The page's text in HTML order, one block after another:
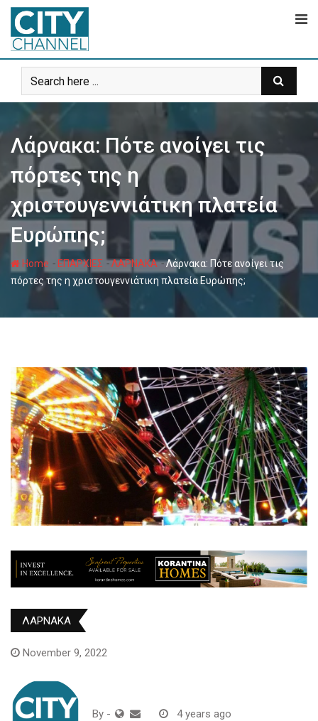
Skip
content
Λάρνακα: Πότε ανοίγει τις
πόρτες της η
χριστουγεννιάτικη πλατεία
Ευρώπης;
Home - ΕΠΑΡΧΙΕΣ -ΛΑΡΝΑΚΑ-Λάρνακα: Πότε ανοίγει τις
πόρτες της η χριστουγεννιάτικη πλατεία Ευρώπης;
ΛΑΡΝΑΚΑ
November 9, 2022
By - 4 years ago